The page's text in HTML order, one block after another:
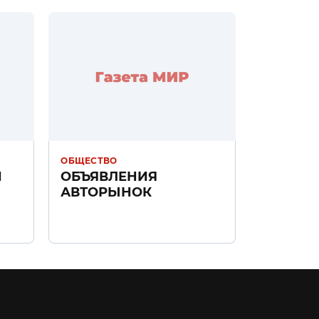
ОБЩЕСТВО
ОБЪЯВЛЕНИЯ
АВТОРЫНОК